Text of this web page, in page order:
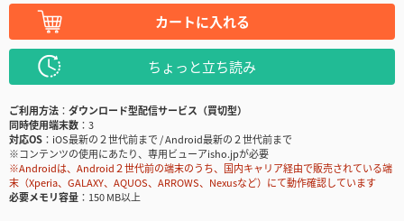
カートに入れる
ちょっと立ち読み
ご利用方法
ダウンロード型配信サービス（買切型）
同時使用端末数
3
対応OS
iOS最新の２世代前まで / Android最新の２世代前まで
※コンテンツの使用にあたり、専用ビューアisho.jpが必要
※Androidは、Android２世代前の端末のうち、国内キャリア経由で販売されている端
末（Xperia、GALAXY、AQUOS、ARROWS、Nexusなど）にて動作確認しています
必要メモリ容量
150 MB以上